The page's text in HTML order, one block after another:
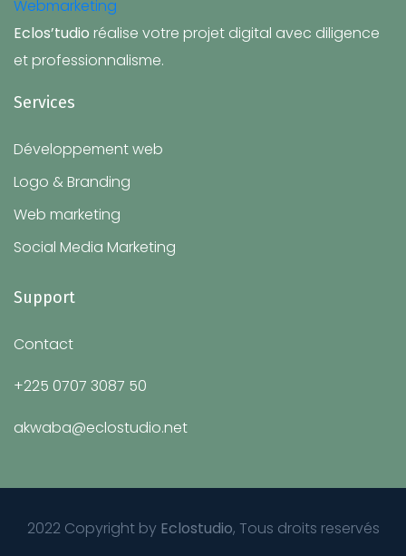
Eclos’tudio réalise votre projet digital avec diligence
et professionnalisme.
Services
Développement web
Logo & Branding
Web marketing
Social Media Marketing
Support
Contact
+225 0707 3087 50
akwaba@eclostudio.net
2022 Copyright by Eclostudio, Tous droits reservés